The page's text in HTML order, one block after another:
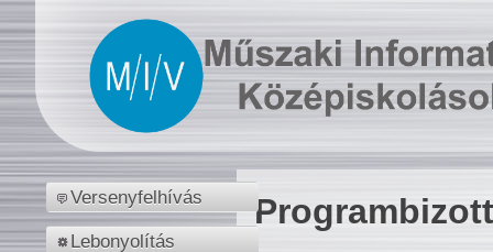
Versenyfelhívás
Lebonyolítás